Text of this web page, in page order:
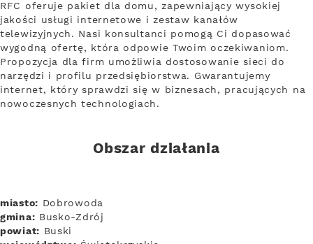
RFC oferuje pakiet dla domu, zapewniający wysokiej
jakości usługi internetowe i zestaw kanałów
telewizyjnych. Nasi konsultanci pomogą Ci dopasować
wygodną ofertę, która odpowie Twoim oczekiwaniom.
Propozycja dla firm umożliwia dostosowanie sieci do
narzędzi i profilu przedsiębiorstwa. Gwarantujemy
internet, który sprawdzi się w biznesach, pracujących na
nowoczesnych technologiach.
Obszar działania
miasto: Dobrowoda
gmina: Busko-Zdrój
powiat: Buski